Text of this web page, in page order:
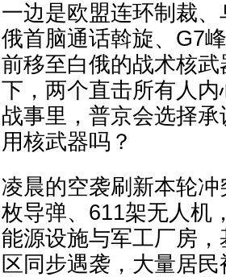
一边是欧盟连环制裁
俄首脑通话斡旋、G7
前移至白俄的战术核
下，两个直击所有人
战事里，普京会选择
用核武器吗？
凌晨的空袭刷新本轮
枚导弹、611架无人机
能源设施与军工厂房
区同步遇袭，大量居